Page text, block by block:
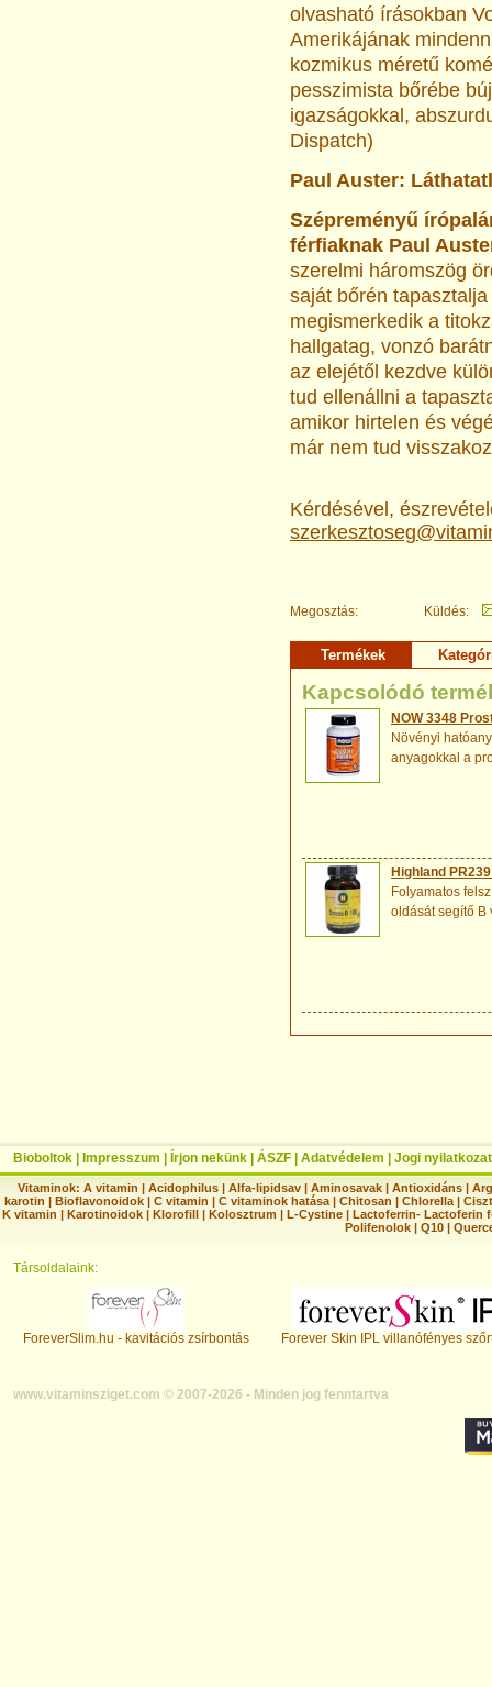
olvasható írásokban
Amerikájának
kozmikus méretű
pesszimista bőrébe
igazságokkal,
Dispatch)
Paul Auster:
Szépreményű
férfiaknak Paul
szerelmi háromszög
saját bőrén
megismerkedik a
hallgatag, vonzó
az elejétől kezdve
tud ellenállni a
amikor hirtelen és
már nem tud
Kérdésével,
Megosztás: Küldés:
Termékek
Kapcsolódó
NOW 3348
Növényi
anyagokkal a
Highland
Folyamatos
oldását segítő B
Bioboltok Impresszum Írjon nekünk ÁSZF Adatvédelem Jogi nyilatkozat
Vitaminok: A vitamin |Acidophilus |Alfa-lipidsav |Aminosavak |Antioxidáns |
karotin | Bioflavonoidok | C vitamin | C vitaminok hatása | Chitosan | Chlorella |
K vitamin | Karotinoidok | Klorofill | Kolosztrum | L-Cystine | Lactoferrin- Lactoferin
Polifenolok |Q10 |
Társoldalaink:
ForeverSlim.hu - kavitációs zsírbontás Forever Skin IPL villanófényes
www.vitaminsziget.com © 2007-2026 - Minden jog fenntartva